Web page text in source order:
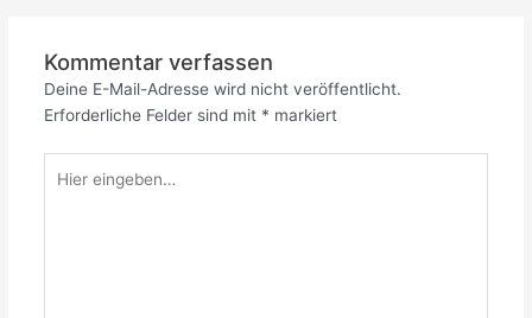
Kommentar verfassen
Deine E-Mail-Adresse wird nicht veröffentlicht.
Erforderliche Felder sind mit * markiert
eingeben…